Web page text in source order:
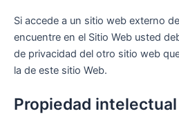
Si accede a un sitio web externo
encuentre en el Sitio Web usted
de privacidad del otro sitio web
la de este sitio Web.
Propiedad